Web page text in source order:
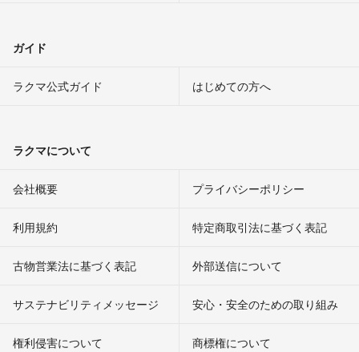
ガイド
ラクマ公式ガイド はじめての方へ
ラクマについて
会社概要 プライバシーポリシー
利用規約 特定商取引法に基づく表記
古物営業法に基づく表記 外部送信について
サステナビリティメッセージ 安心・安全のための取り組み
権利侵害について
商標権について